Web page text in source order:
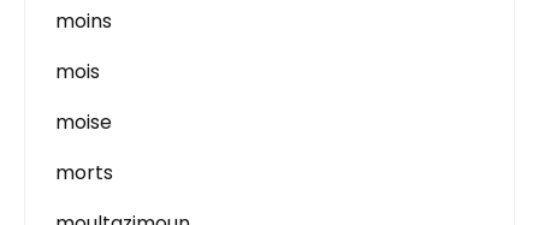
moins
mois
moise
morts